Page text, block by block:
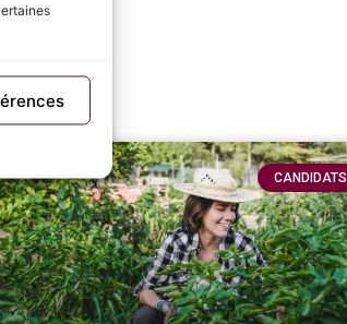
CANDIDATS